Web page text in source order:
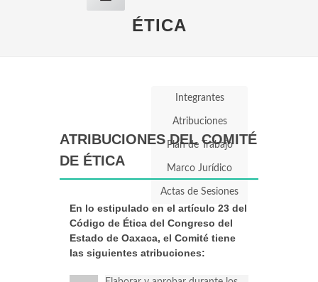
ÉTICA
Integrantes
Atribuciones
Plan de Trabajo
Marco Jurídico
Actas de Sesiones
ATRIBUCIONES DEL COMITÉ
DE ÉTICA
En lo estipulado en el artículo 23 del
Código de Ética del Congreso del
Estado de Oaxaca, el Comité tiene
las siguientes atribuciones: